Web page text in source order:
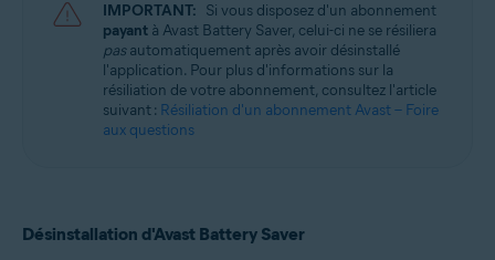
Systèmes d'exploitation:
Microsoft Windows 11 Famille/Pro/Entreprise/Éducation
Microsoft Windows 10 Famille/Pro/Entreprise/Éducation (32/64 bits)
Microsoft Windows 8.1/Professionnel/Entreprise (32/64 bits)
Microsoft Windows 8/Professionnel/Entreprise (32/64 bits)
Microsoft Windows 7 Édition Familiale Basique/Édition Familiale
IMPORTANT: Si vous disposez d'un abonnement
payant à Avast Battery Saver, celui-ci ne se résiliera
pasautomatiquement après avoir désinstallé
l'application. Pour plus d'informations sur la
résiliation de votre abonnement, consultez l'article
suivant : Résiliation d'un abonnement Avast – Foire
aux questions
Désinstallation d'Avast Battery Saver